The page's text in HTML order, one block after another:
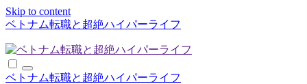
Skip to content
ベトナム転職と超絶ハイパーライフ
ベトナム転職と超絶ハイパーライフ